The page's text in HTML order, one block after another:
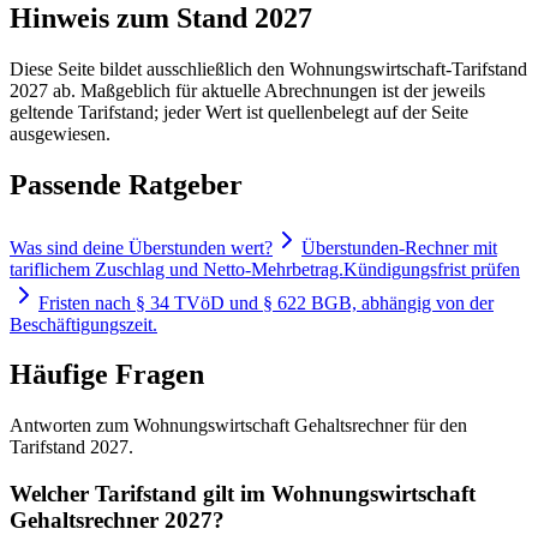
Hinweis zum Stand 2027
Diese Seite bildet ausschließlich den Wohnungswirtschaft-Tarifstand
2027 ab. Maßgeblich für aktuelle Abrechnungen ist der jeweils
geltende Tarifstand; jeder Wert ist quellenbelegt auf der Seite
ausgewiesen.
Passende Ratgeber
Was sind deine Überstunden wert?
Überstunden-Rechner mit
tariflichem Zuschlag und Netto-Mehrbetrag.Kündigungsfrist prüfen
Fristen nach § 34 TVöD und § 622 BGB, abhängig von der
Beschäftigungszeit.
Häufige Fragen
Antworten zum Wohnungswirtschaft Gehaltsrechner für den
Tarifstand 2027.
Welcher Tarifstand gilt im Wohnungswirtschaft
Gehaltsrechner 2027?